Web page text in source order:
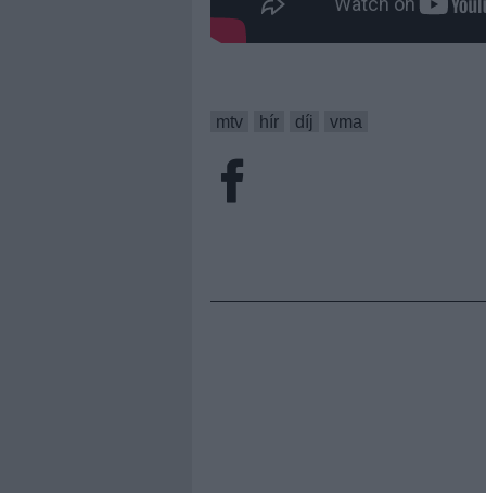
mtv
hír díj vma